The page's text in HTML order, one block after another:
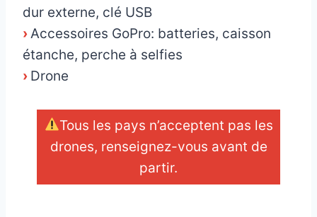
dur externe, clé USB
› Accessoires GoPro: batteries, caisson
étanche, perche à selfies
› Drone
Tous les pays n’acceptent pas les
drones, renseignez-vous avant de
partir.